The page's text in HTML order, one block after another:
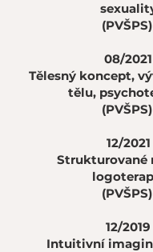
(PVŠPS)
08/2021
Tělesný koncept,
tělu,
(PVŠPS)
12/2021
Strukturované
(PVŠPS)
12/2019
Intuitivní